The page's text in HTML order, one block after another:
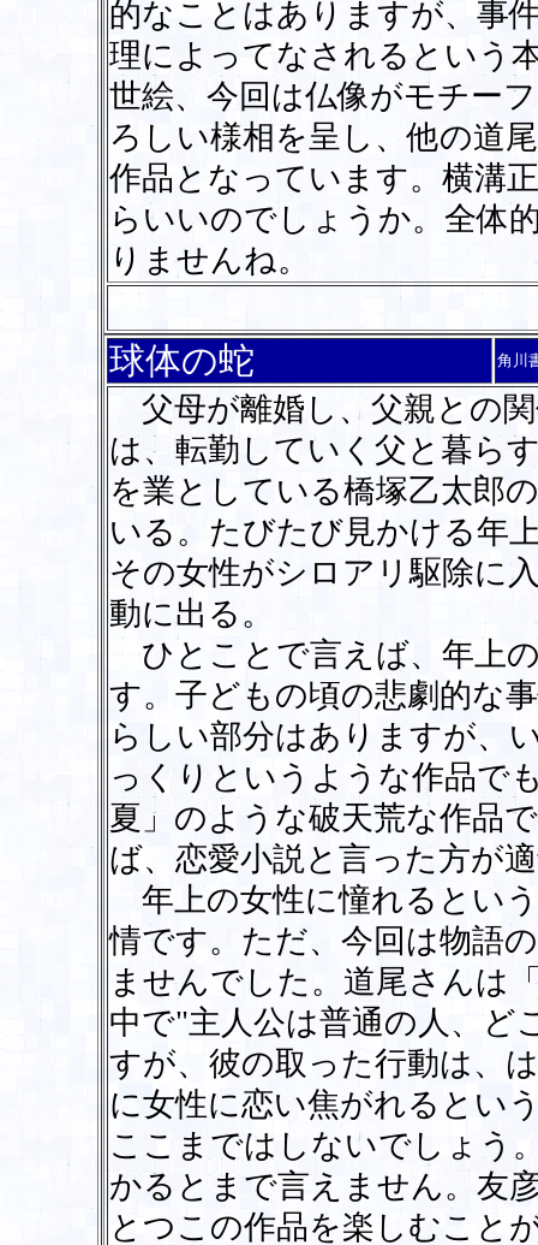
的なことはありますが、事
理によってなされるという
世絵、今回は仏像がモチー
ろしい様相を呈し、他の道
作品となっています。横溝
らいいのでしょうか。全体
りませんね。
球体の蛇 角川
父母が離婚し、父親との
は、転勤していく父と暮ら
を業としている橋塚乙太郎
いる。たびたび見かける年
その女性がシロアリ駆除に
動に出る。
ひとことで言えば、年上
す。子どもの頃の悲劇的な
らしい部分はありますが、
っくりというような作品で
夏」のような破天荒な作品
ば、恋愛小説と言った方が
年上の女性に憧れるとい
情です。ただ、今回は物語
ませんでした。道尾さんは
中で"主人公は普通の人、ど
すが、彼の取った行動は、
に女性に恋い焦がれるとい
ここまではしないでしょう
かるとまで言えません。友
とつこの作品を楽しむこと